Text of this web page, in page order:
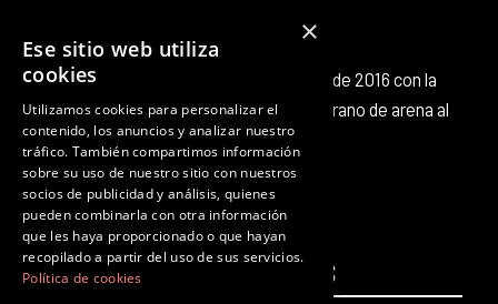
Octubre Producciones nace en octubre de 2016 con la
intención de aportar nuestro pequeño grano de arena al
panorama cultural existente.
F
a
c
e
b
T
w
i
t
t
I
n
s
t
a
Y
o
u
t
u
L
i
n
k
e
T
k
o
PÁGINAS LEGALES
×
Ese sitio web utiliza
cookies
Utilizamos cookies para personalizar el
contenido, los anuncios y analizar nuestro
tráfico. También compartimos información
sobre su uso de nuestro sitio con nuestros
socios de publicidad y análisis, quienes
pueden combinarla con otra información
que les haya proporcionado o que hayan
recopilado a partir del uso de sus servicios.
Política de cookies